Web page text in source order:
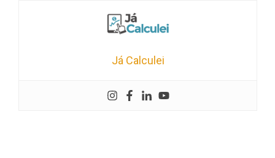
Já Calculei